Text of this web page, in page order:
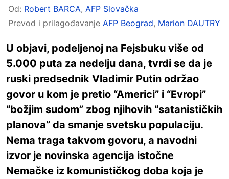
Od: Robert BARCA, AFP Slovačka
Prevod i prilagođavanje AFP Beograd, Marion DAUTRY
U objavi, podeljenoj na Fejsbuku više od
5.000 puta za nedelju dana, tvrdi se da je
ruski predsednik Vladimir Putin održao
govor u kom je pretio “Americi” i “Evropi”
“božjim sudom” zbog njihovih “satanističkih
planova” da smanje svetsku populaciju.
Nema traga takvom govoru, a navodni
izvor je novinska agencija istočne
Nemačke iz komunističkog doba koja je